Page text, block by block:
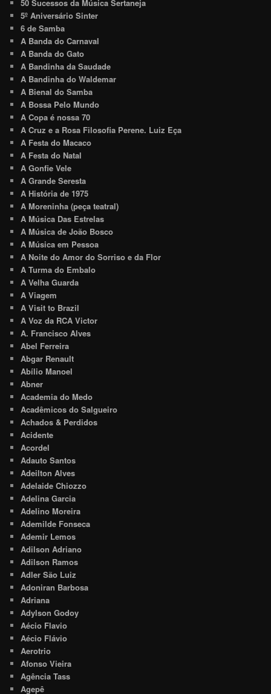
50 Sucessos da Música Sertaneja
5º Aniversário Sinter
6 de Samba
A Banda do Carnaval
A Banda do Gato
A Bandinha da Saudade
A Bandinha do Waldemar
A Bienal do Samba
A Bossa Pelo Mundo
A Copa é nossa 70
A Cruz e a Rosa Filosofia Perene. Luiz Eça
A Festa do Macaco
A Festa do Natal
A Gonfie Vele
A Grande Seresta
A História de 1975
A Moreninha (peça teatral)
A Música Das Estrelas
A Música de João Bosco
A Música em Pessoa
A Noite do Amor do Sorriso e da Flor
A Turma do Embalo
A Velha Guarda
A Viagem
A Visit to Brazil
A Voz da RCA Victor
A. Francisco Alves
Abel Ferreira
Abgar Renault
Abílio Manoel
Abner
Academia do Medo
Acadêmicos do Salgueiro
Achados & Perdidos
Acidente
Acordel
Adauto Santos
Adeilton Alves
Adelaide Chiozzo
Adelina Garcia
Adelino Moreira
Ademilde Fonseca
Ademir Lemos
Adilson Adriano
Adilson Ramos
Adler São Luiz
Adoniran Barbosa
Adriana
Adylson Godoy
Aécio Flavio
Aécio Flávio
Aerotrio
Afonso Vieira
Agência Tass
Agepê